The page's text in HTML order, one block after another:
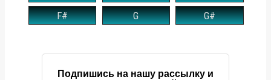
F#
G G#
Подпишись на нашу рассылку и